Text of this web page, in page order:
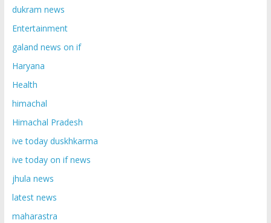
dukram news
Entertainment
galand news on if
Haryana
Health
himachal
Himachal Pradesh
ive today duskhkarma
ive today on if news
jhula news
latest news
maharastra